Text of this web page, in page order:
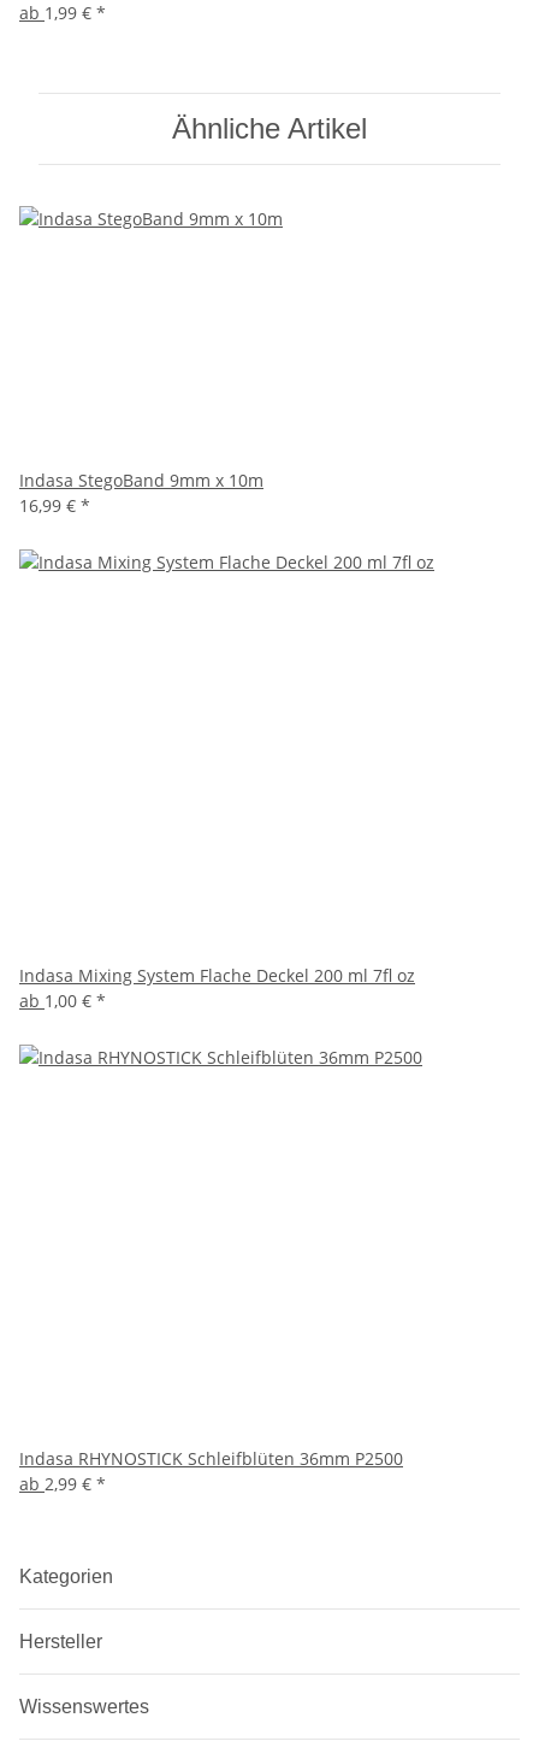
ab 1,99 € *
Ähnliche Artikel
Indasa StegoBand 9mm x 10m
16,99 € *
Indasa Mixing System Flache Deckel 200 ml 7fl oz
ab 1,00 € *
Indasa RHYNOSTICK Schleifblüten 36mm P2500
ab 2,99 € *
Kategorien
Hersteller
Wissenswertes